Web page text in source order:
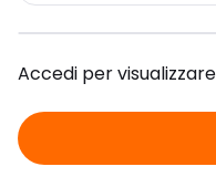
Accedi per